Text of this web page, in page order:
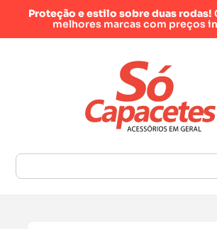
Proteção e estilo sobre duas rodas!
melhores marcas com preços